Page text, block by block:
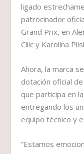
ligado
patrocinador
Grand Prix, en
Cilic y Karolina
Ahora, la marca
dotación oficial
que participa en
entregando los
equipo técnico y
“Estamos